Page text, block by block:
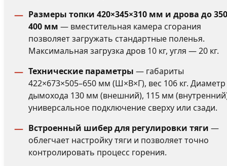
Размеры топки 420×345×310 мм и дрова до
400 мм — вместительная камера сгорания
позволяет загружать стандартные поленья.
Максимальная загрузка дров 10 кг, угля — 20 кг.
Технические параметры — габариты
422×673×505–650 мм (Ш×В×Г), вес 106 кг. Диаметр
дымохода 130 мм (внешний), 115 мм
универсальное подключение сверху или сзади.
Встроенный шибер для регулировки тяги —
облегчает настройку тяги и позволяет точно
контролировать процесс горения.